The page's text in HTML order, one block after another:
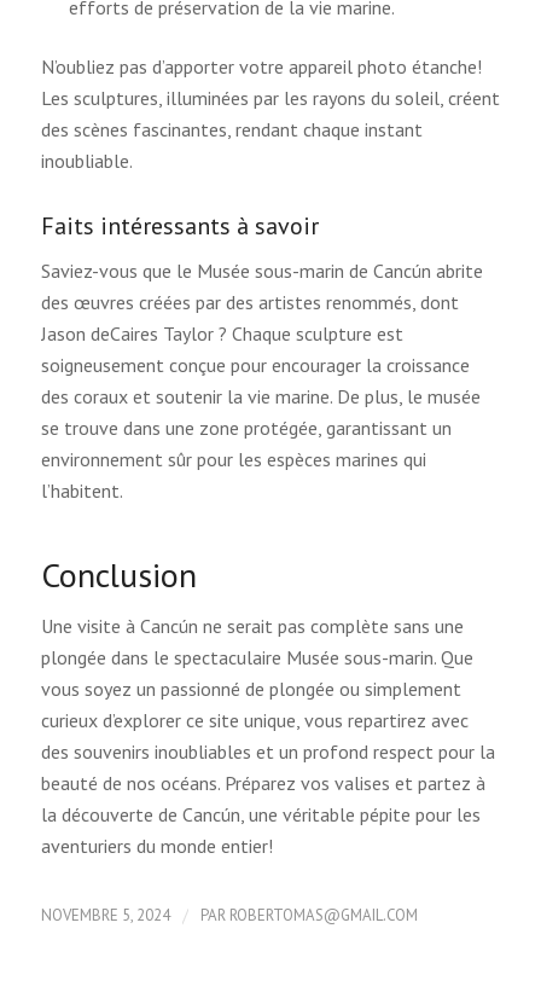
efforts de préservation de la vie marine.
N’oubliez pas d’apporter votre appareil photo étanche!
Les sculptures, illuminées par les rayons du soleil, créent
des scènes fascinantes, rendant chaque instant
inoubliable.
Faits intéressants à savoir
Saviez-vous que le Musée sous-marin de Cancún abrite
des œuvres créées par des artistes renommés, dont
Jason deCaires Taylor ? Chaque sculpture est
soigneusement conçue pour encourager la croissance
des coraux et soutenir la vie marine. De plus, le musée
se trouve dans une zone protégée, garantissant un
environnement sûr pour les espèces marines qui
l’habitent.
Conclusion
Une visite à Cancún ne serait pas complète sans une
plongée dans le spectaculaire Musée sous-marin. Que
vous soyez un passionné de plongée ou simplement
curieux d’explorer ce site unique, vous repartirez avec
des souvenirs inoubliables et un profond respect pour la
beauté de nos océans. Préparez vos valises et partez à
la découverte de Cancún, une véritable pépite pour les
aventuriers du monde entier!
NOVEMBRE 5, 2024 / PAR ROBERTOMAS@GMAIL.COM